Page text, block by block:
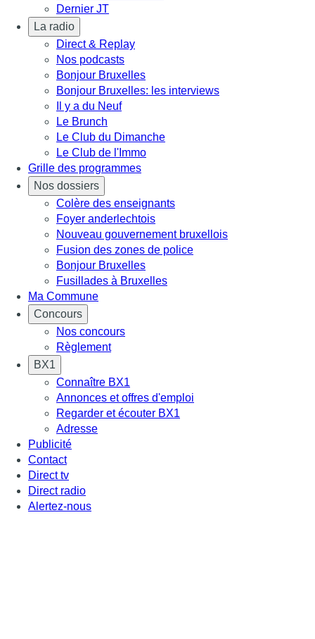
Dernier JT
La radio
Direct & Replay
Nos podcasts
Bonjour Bruxelles
Bonjour Bruxelles: les interviews
Il y a du Neuf
Le Brunch
Le Club du Dimanche
Le Club de l'Immo
Grille des programmes
Nos dossiers
Colère des enseignants
Foyer anderlechtois
Nouveau gouvernement bruxellois
Fusion des zones de police
Bonjour Bruxelles
Fusillades à Bruxelles
Ma Commune
Concours
Nos concours
Règlement
BX1
Connaître BX1
Annonces et offres d'emploi
Regarder et écouter BX1
Adresse
Publicité
Contact
Direct tv
Direct radio
Alertez-nous